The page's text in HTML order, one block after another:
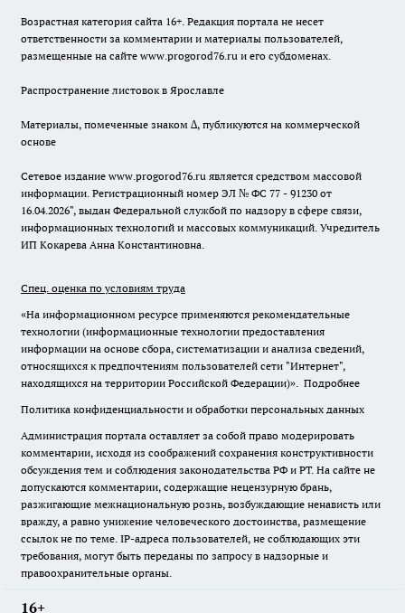
Возрастная категория сайта 16+. Редакция портала не несет
ответственности за комментарии и материалы пользователей,
размещенные на сайте www.progorod76.ru и его субдоменах.
Распространение листовок в Ярославле
Материалы, помеченные знаком ∆, публикуются на коммерческой
основе
Сетевое издание www.progorod76.ru является средством массовой
информации. Регистрационный номер ЭЛ № ФС 77 - 91230 от
16.04.2026", выдан Федеральной службой по надзору в сфере связи,
информационных технологий и массовых коммуникаций. Учредитель
ИП Кокарева Анна Константиновна.
Спец. оценка по условиям труда
«На информационном ресурсе применяются рекомендательные
технологии (информационные технологии предоставления
информации на основе сбора, систематизации и анализа сведений,
относящихся к предпочтениям пользователей сети "Интернет",
находящихся на территории Российской Федерации)». Подробнее
Политика конфиденциальности и обработки персональных данных
Администрация портала оставляет за собой право модерировать
комментарии, исходя из соображений сохранения конструктивности
обсуждения тем и соблюдения законодательства РФ и РТ. На сайте не
допускаются комментарии, содержащие нецензурную брань,
разжигающие межнациональную рознь, возбуждающие ненависть или
вражду, а равно унижение человеческого достоинства, размещение
ссылок не по теме. IP-адреса пользователей, не соблюдающих эти
требования, могут быть переданы по запросу в надзорные и
правоохранительные органы.
16+